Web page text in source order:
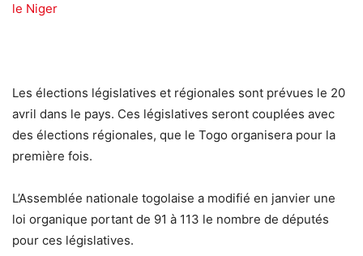
le Niger
Les élections législatives et régionales sont prévues le 20
avril dans le pays. Ces législatives seront couplées avec
des élections régionales, que le Togo organisera pour la
première fois.
L’Assemblée nationale togolaise a modifié en janvier une
loi organique portant de 91 à 113 le nombre de députés
pour ces législatives.